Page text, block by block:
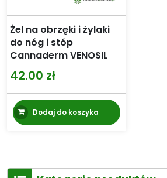
Żel na obrzęki i żylaki
do nóg i stóp
Cannaderm VENOSIL
42.00 zł
Dodaj do koszyka